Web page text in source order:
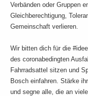
Verbänden oder Gruppen
Gleichberechtigung,
Gemeinschaft verlieren.
Wir bitten dich für die
des coronabedingten
Fahrradsattel sitzen und
Bosch einfahren. Stärke
und segne alle, die an